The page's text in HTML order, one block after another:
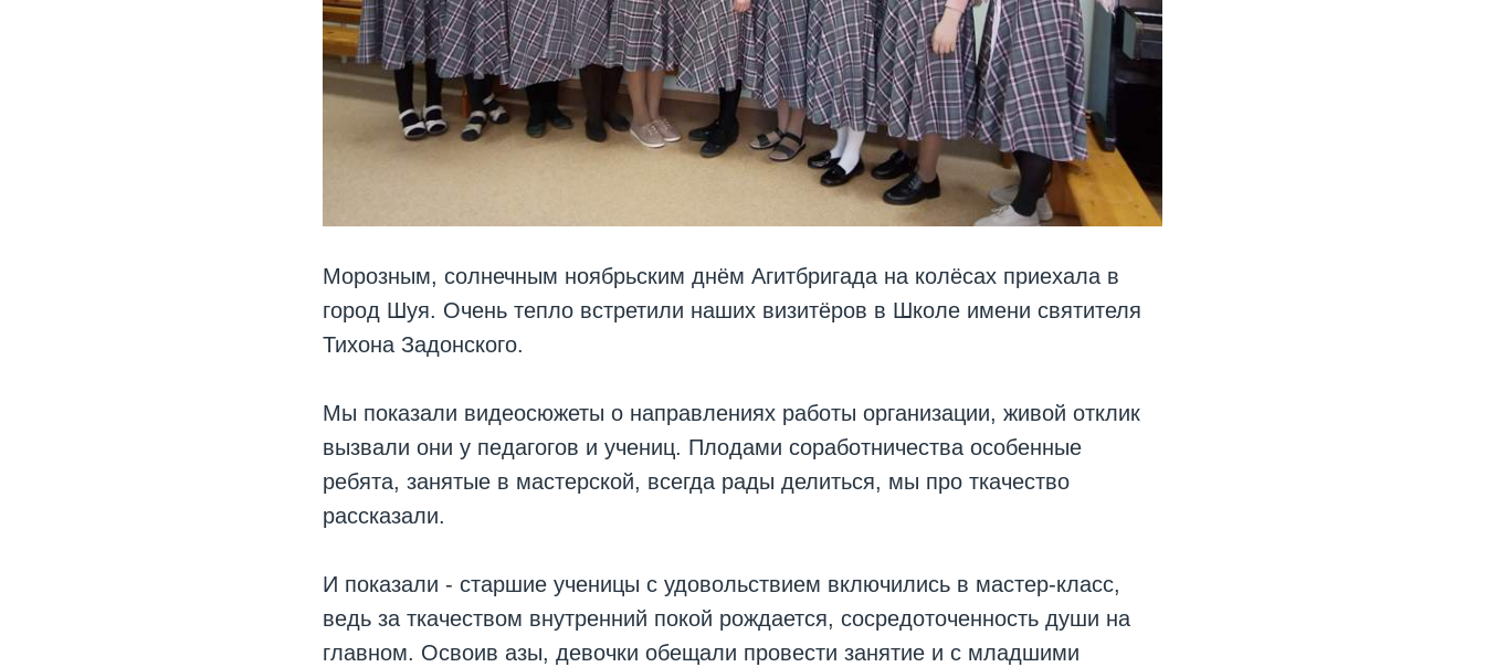
Морозным, солнечным ноябрьским днём Агитбригада на колёсах приехала в
город Шуя. Очень тепло встретили наших визитёров в Школе имени святителя
Тихона Задонского.
Мы показали видеосюжеты о направлениях работы организации, живой отклик
вызвали они у педагогов и учениц. Плодами соработничества особенные
ребята, занятые в мастерской, всегда рады делиться, мы про ткачество
рассказали.
И показали - старшие ученицы с удовольствием включились в мастер-класс,
ведь за ткачеством внутренний покой рождается, сосредоточенность души на
главном. Освоив азы, девочки обещали провести занятие и с младшими